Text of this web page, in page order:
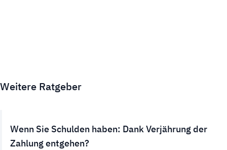
Weitere Ratgeber
Wenn Sie Schulden haben: Dank Verjährung der
Zahlung entgehen?